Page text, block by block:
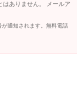
はありません。 メールア
通知されます。無料電話